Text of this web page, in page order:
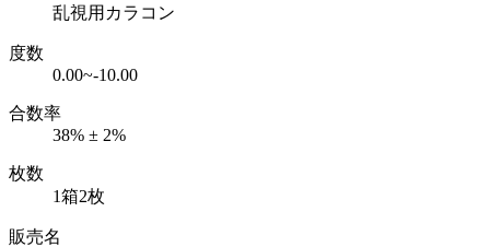
乱視用カラコン
度数
0.00~-10.00
合数率
38% ± 2%
枚数
1箱2枚
販売名